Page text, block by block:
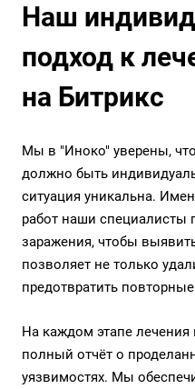
Наш
подход к
на Битрикс
Мы в "Иноко" уверены,
должно быть
ситуация уникальна.
работ наши специалисты
заражения, чтобы
позволяет не только
предотвратить
На каждом этапе
полный отчёт о
уязвимостях. Мы